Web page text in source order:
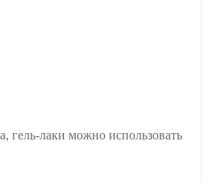
гель-лаки можно использовать